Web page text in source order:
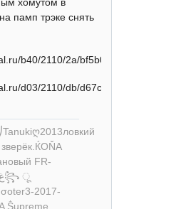
хомутом в
памп трэке снять
FR-
байк.⎝⏠⏝⏠⎠ﻍ꧂ ू
2017-
Ṧupreme